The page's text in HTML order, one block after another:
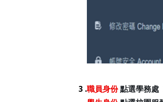
3 .職員身份點選學務處